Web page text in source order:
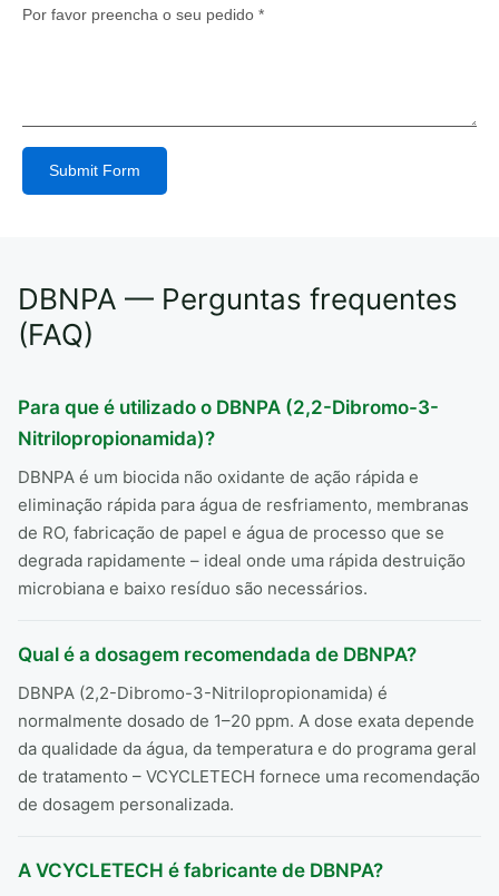
Submit Form
DBNPA — Perguntas frequentes
(FAQ)
Para que é utilizado o DBNPA (2,2-Dibromo-3-
Nitrilopropionamida)?
DBNPA é um biocida não oxidante de ação rápida e
eliminação rápida para água de resfriamento, membranas
de RO, fabricação de papel e água de processo que se
degrada rapidamente – ideal onde uma rápida destruição
microbiana e baixo resíduo são necessários.
Qual é a dosagem recomendada de DBNPA?
DBNPA (2,2-Dibromo-3-Nitrilopropionamida) é
normalmente dosado de 1–20 ppm. A dose exata depende
da qualidade da água, da temperatura e do programa geral
de tratamento – VCYCLETECH fornece uma recomendação
de dosagem personalizada.
A VCYCLETECH é fabricante de DBNPA?